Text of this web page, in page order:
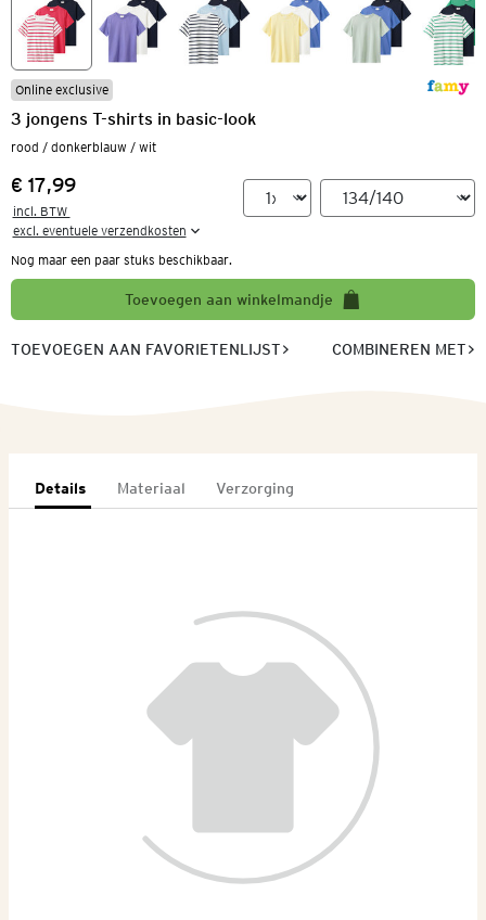
Online exclusive
3 jongens T-shirts in basic-look
rood / donkerblauw / wit
Prijs:
€ 17,99
incl. BTW
excl. eventuele verzendkosten
Nog maar een paar stuks beschikbaar.
Toevoegen aan winkelmandje
TOEVOEGEN AAN FAVORIETENLIJST COMBINEREN MET
Details Materiaal Verzorging